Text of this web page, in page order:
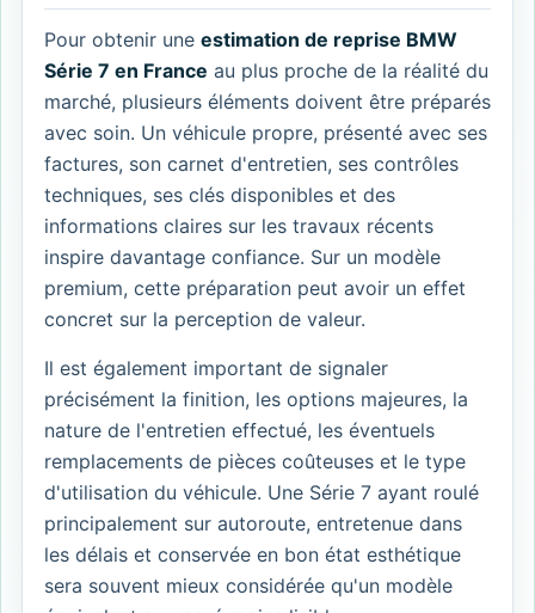
Pour obtenir une estimation de reprise BMW
Série 7 en France au plus proche de la réalité du
marché, plusieurs éléments doivent être préparés
avec soin. Un véhicule propre, présenté avec ses
factures, son carnet d'entretien, ses contrôles
techniques, ses clés disponibles et des
informations claires sur les travaux récents
inspire davantage confiance. Sur un modèle
premium, cette préparation peut avoir un effet
concret sur la perception de valeur.
Il est également important de signaler
précisément la finition, les options majeures, la
nature de l'entretien effectué, les éventuels
remplacements de pièces coûteuses et le type
d'utilisation du véhicule. Une Série 7 ayant roulé
principalement sur autoroute, entretenue dans
les délais et conservée en bon état esthétique
sera souvent mieux considérée qu'un modèle